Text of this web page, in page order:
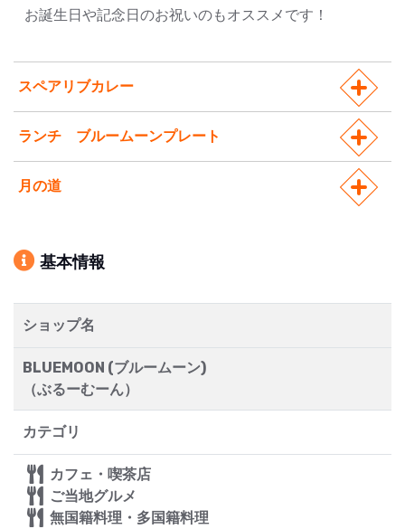
お誕生日や記念日のお祝いのもオススメです！
スペアリブカレー
ランチ ブルームーンプレート
月の道
基本情報
ショップ名
BLUEMOON (ブルームーン)
（ぶるーむーん）
カテゴリ
カフェ・喫茶店
ご当地グルメ
無国籍料理・多国籍料理